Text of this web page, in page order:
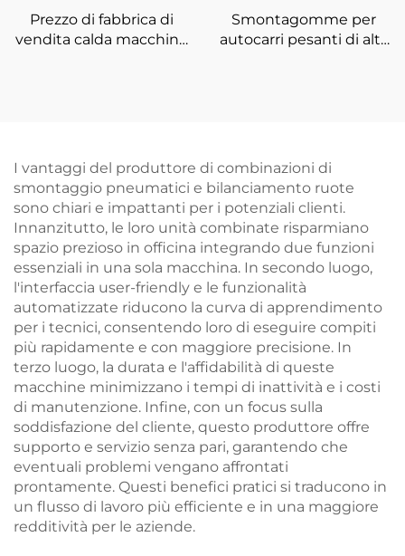
Prezzo di fabbrica di
vendita calda macchina
Smontagomme per
autocarri pesanti di alta
I vantaggi del produttore di combinazioni di
smontaggio pneumatici e bilanciamento ruote
sono chiari e impattanti per i potenziali clienti.
Innanzitutto, le loro unità combinate risparmiano
spazio prezioso in officina integrando due funzioni
essenziali in una sola macchina. In secondo luogo,
l'interfaccia user-friendly e le funzionalità
automatizzate riducono la curva di apprendimento
per i tecnici, consentendo loro di eseguire compiti
più rapidamente e con maggiore precisione. In
terzo luogo, la durata e l'affidabilità di queste
macchine minimizzano i tempi di inattività e i costi
di manutenzione. Infine, con un focus sulla
soddisfazione del cliente, questo produttore offre
supporto e servizio senza pari, garantendo che
eventuali problemi vengano affrontati
prontamente. Questi benefici pratici si traducono in
un flusso di lavoro più efficiente e in una maggiore
redditività per le aziende.